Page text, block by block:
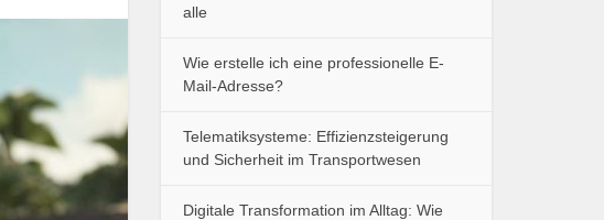
alle
Wie erstelle ich eine professionelle E-
Mail-Adresse?
Telematiksysteme: Effizienzsteigerung
und Sicherheit im Transportwesen
Digitale Transformation im Alltag: Wie